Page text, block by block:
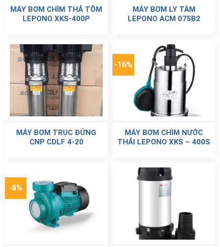
MÁY BƠM CHÌM THẢ TÕM
LEPONO XKS-400P
MÁY BƠM LY TÂM
LEPONO ACM 075B2
MÁY BƠM TRỤC ĐỨNG
CNP CDLF 4-20
-16%
MÁY BƠM CHÌM NƯỚC
THẢI LEPONO XKS – 400S
-8%